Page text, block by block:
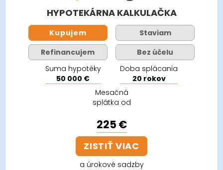
HYPOTEKÁRNA KALKULAČKA
Kupujem
Staviam
Refinancujem
Bez účelu
Suma hypotéky
50 000 €
Doba splácania
20 rokov
Mesačná
splátka od
225 €
ZISTIŤ VIAC
a úrokové sadzby